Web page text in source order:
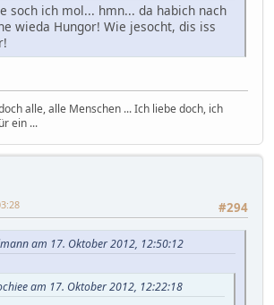
soch ich mol... hmn... da habich nach
wieda Hungor! Wie jesocht, dis iss
alle, alle Menschen ... Ich liebe doch, ich
ein ...
#294
am 17. Oktober 2012, 12:50:12
am 17. Oktober 2012, 12:22:18